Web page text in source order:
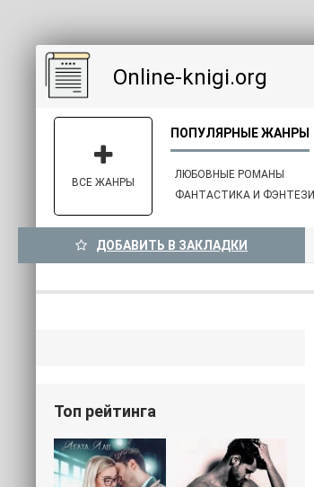
Online-knigi.org
ЛЮБОВНЫЕ РОМАНЫ
ФАНТАСТИКА И ФЭНТЕЗИ
ВСЕ ЖАНРЫ
ДОБАВИТЬ В ЗАКЛАДКИ
Топ рейтинга